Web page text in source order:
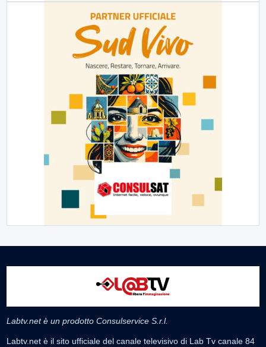
Labtv.net è un prodotto Consulservice S.r.l.
Labtv.net è il sito ufficiale del canale televisivo di Lab Tv canale 84